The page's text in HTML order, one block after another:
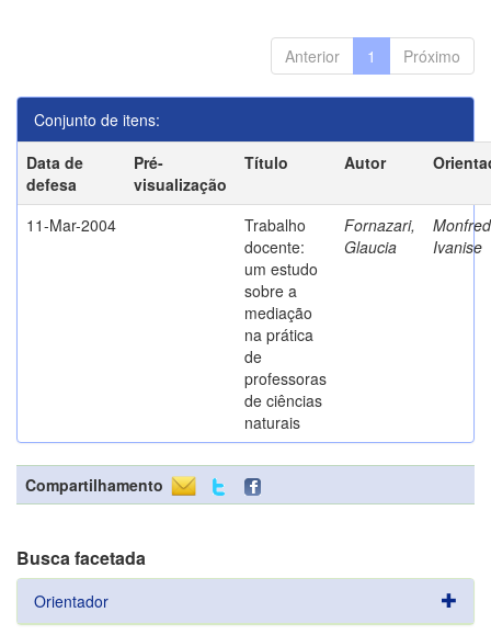
Anterior 1 Próximo
Conjunto de itens:
Data de
defesa
Pré-
visualização
Título Autor
11-Mar-2004
Trabalho
docente:
um estudo
sobre a
mediação
na prática
de
professoras
de ciências
naturais
Fornazari,
Glaucia
Ivanise
Compartilhamento
Busca facetada
Orientador